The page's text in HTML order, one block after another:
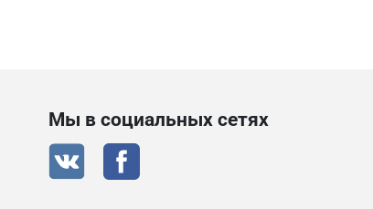
Мы в социальных сетях